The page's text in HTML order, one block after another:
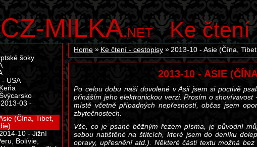
CZ-MILKA.NET Ke čtení
Home Ke čtení - cestopisy 2013-10 - Asie (Čína,
2013-10 - ASIE
Po celou dobu naší dovolené v Asii jsem si poctivě
přináším jeho elektronickou verzi. Prosím o
místě včetně případných nepřesností, občas jsem
zbytečnostech.
Vše, co je psané běžným řezem písma, je původní
sebou natištěné na štítcích, které jsem do deníku
opravy, upřesnění atd.). Některé části textu možná
šoky
- USA
03 -
(Čína, Tibet,
10 - Jižní
Bolívie,